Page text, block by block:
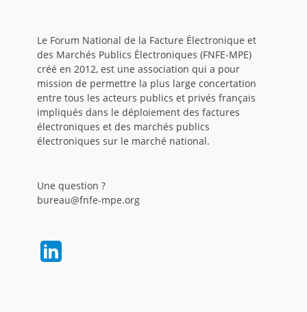
Le Forum National de la Facture Électronique et
des Marchés Publics Électroniques (FNFE-MPE)
créé en 2012, est une association qui a pour
mission de permettre la plus large concertation
entre tous les acteurs publics et privés français
impliqués dans le déploiement des factures
électroniques et des marchés publics
électroniques sur le marché national.
Une question ?
bureau@fnfe-mpe.org